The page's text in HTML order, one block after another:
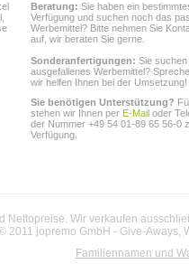
Beratung: Sie haben ein
Verfügung und suchen noch das
Werbemittel? Bitte nehmen Sie
auf, wir beraten Sie gerne.
Sonderanfertigungen: Sie
ausgefallenes Werbemittel?
wir helfen Ihnen bei der Umsetzung!
Sie benötigen Unterstützung?
stehen wir Ihnen per E-Mail oder
der Nummer +49 54 01-89 65 56-0
Verfügung.
Nettopreise. Wir verkaufen
2011 jopremo GmbH - Give-Aways,
Familiennamen und